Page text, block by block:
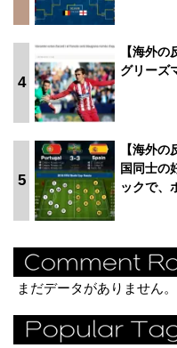
4
【海外
グリーズ
5
【海外
国同士の
ックで、
まだデータがありません。